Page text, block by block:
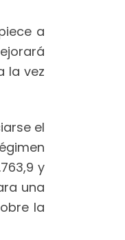
a
la vez
el
y
una
la